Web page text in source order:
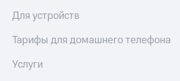
Для устройств
Тарифы для домашнего телефона
Услуги